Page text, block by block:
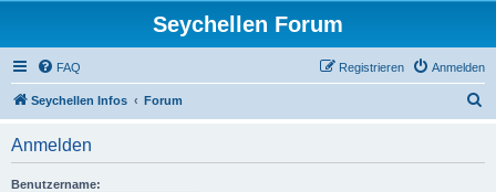
Seychellen Forum
FAQ Anmelden
Registrieren
Seychellen Infos Forum
Anmelden
Benutzername: